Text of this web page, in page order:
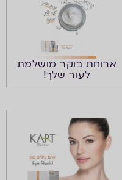
ארוחת בוקר מושלמת
לעור שלך!